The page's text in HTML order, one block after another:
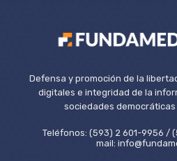
Defensa y promoción de la
digitales e integridad de la
sociedades democráticas
Teléfonos: (593) 2 601-9956 /
mail: